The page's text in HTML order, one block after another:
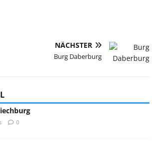
NÄCHSTER
Burg Daberburg
0